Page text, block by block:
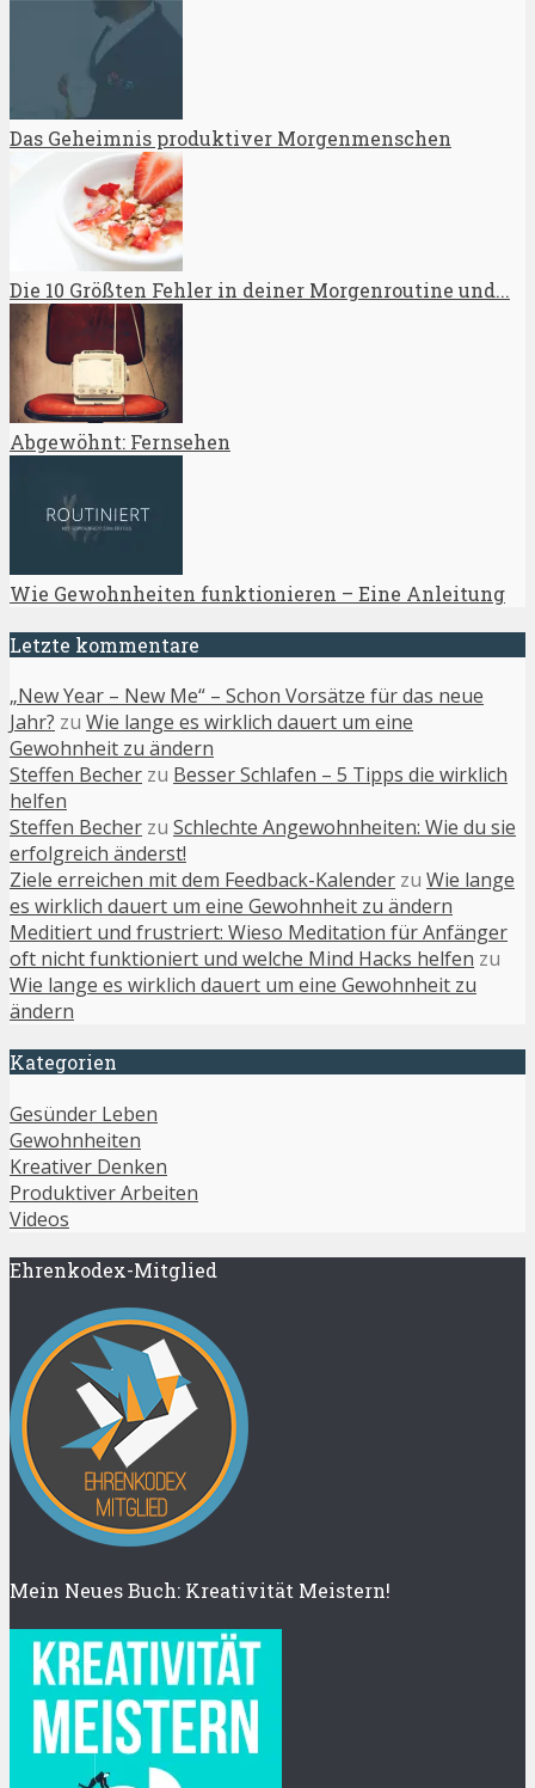
Das Geheimnis produktiver Morgenmenschen
Die 10 Größten Fehler in deiner Morgenroutine und...
Abgewöhnt: Fernsehen
Wie Gewohnheiten funktionieren – Eine Anleitung
Letzte kommentare
„New Year – New Me“ – Schon Vorsätze für das neue
Jahr? zu Wie lange es wirklich dauert um eine
Gewohnheit zu ändern
Steffen Becher zu Besser Schlafen – 5 Tipps die wirklich
helfen
Steffen Becher zu Schlechte Angewohnheiten: Wie du sie
erfolgreich änderst!
Ziele erreichen mit dem Feedback-Kalender zu Wie lange
es wirklich dauert um eine Gewohnheit zu ändern
Meditiert und frustriert: Wieso Meditation für Anfänger
oft nicht funktioniert und welche Mind Hacks helfen zu
Wie lange es wirklich dauert um eine Gewohnheit zu
ändern
Kategorien
Gesünder Leben
Gewohnheiten
Kreativer Denken
Produktiver Arbeiten
Videos
Ehrenkodex-Mitglied
Mein Neues Buch: Kreativität Meistern!